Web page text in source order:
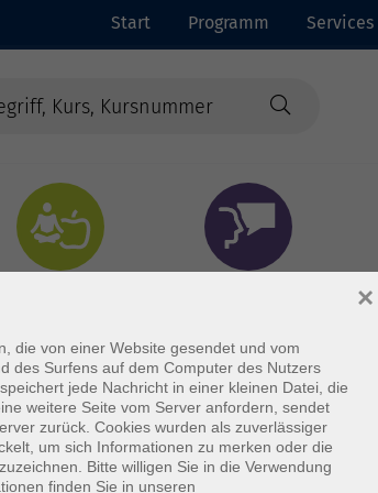
Start Programm Services
die von einer Website gesendet und vom
des Surfens auf dem Computer des Nutzers
jede Nachricht in einer kleinen Datei, die
weitere Seite vom Server anfordern, sendet
zurück. Cookies wurden als zuverlässiger
um sich Informationen zu merken oder die
Bitte willigen Sie in die Verwendung
finden Sie in unseren
×